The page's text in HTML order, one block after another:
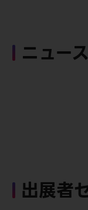
ニュー
出展者